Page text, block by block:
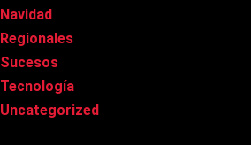
Navidad
Regionales
Sucesos
Tecnología
Uncategorized